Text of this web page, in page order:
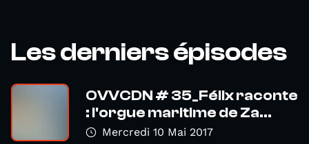
Les derniers épisodes
OVVCDN # 35_Félix raconte
: l'orgue maritime de Za...
Mercredi 10 Mai 2017